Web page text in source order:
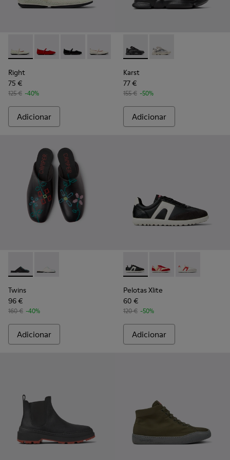
Right - K201402-007 - Mocassins em couro Lyocell
Right - K201402-012
Right - K201402-011
Right - K201402-010
Right
75 €
125 € -40%
Adicionar
Karst - K201694-004 -
Karst - K201694-002
Karst
77 €
155 € -50%
Adicionar
Twins - K201750-001 - Sandálias em couro pretas para
Twins - K201750-002
Twins
96 €
160 € -40%
Adicionar
Pelotas Xlite - K201532-
Pelotas Xlite -Pelotas Xlite -
Pelotas Xlite
60 €
120 € -50%
Adicionar